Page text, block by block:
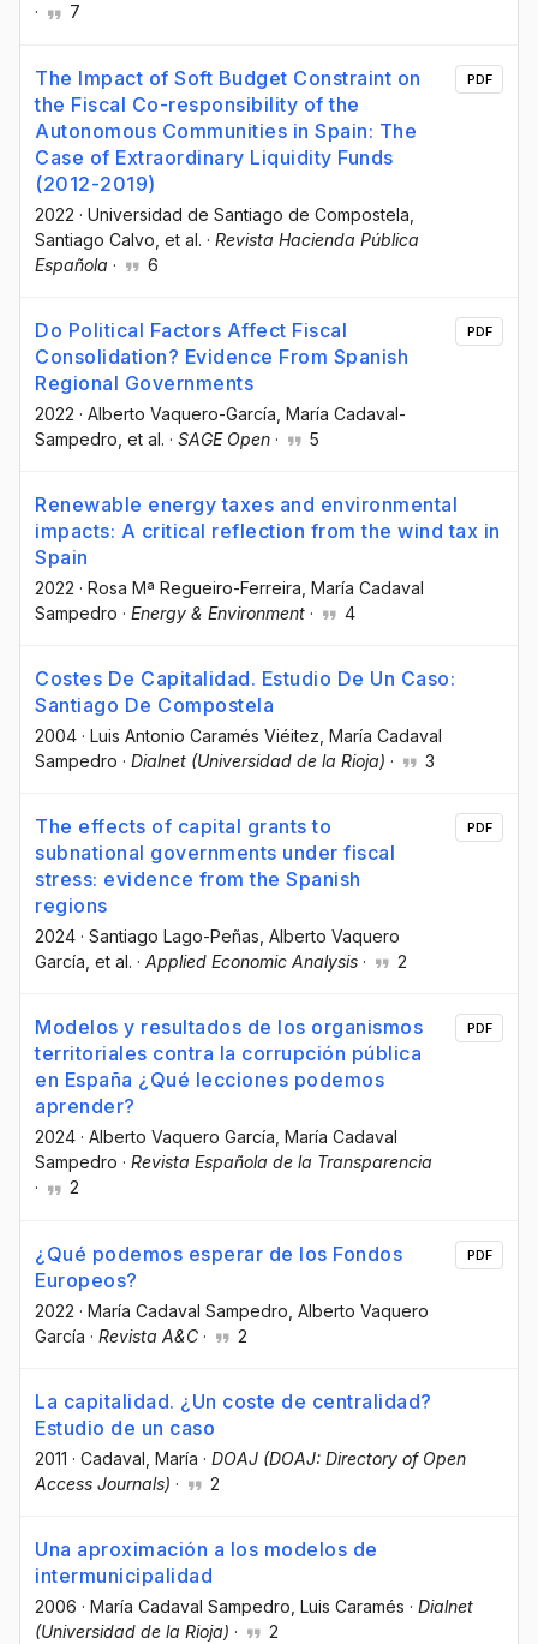
·
7
The Impact of Soft Budget Constraint on
the Fiscal Co-responsibility of the
Autonomous Communities in Spain: The
Case of Extraordinary Liquidity Funds
(2012-2019)
2022 · Universidad de Santiago de Compostela
Santiago Calvo , et al. · Revista Hacienda Pública
Española · 6
PDF
Do Political Factors Affect Fiscal
Consolidation? Evidence From Spanish
Regional Governments
2022 · Alberto Vaquero-García , María Cadaval-
Sampedro , et al. · SAGE Open · 5
PDF
Renewable energy taxes and environmental
impacts: A critical reflection from the wind tax in
Spain
2022 · Rosa Mª Regueiro-Ferreira , María Cadaval
Sampedro · Energy & Environment · 4
Costes De Capitalidad. Estudio De Un Caso:
Santiago De Compostela
2004 · Luis Antonio Caramés Viéitez , María Cadaval
Sampedro · Dialnet (Universidad de la Rioja) · 3
The effects of capital grants to
subnational governments under fiscal
stress: evidence from the Spanish
regions
2024 · Santiago Lago-Peñas , Alberto Vaquero
García , et al. · Applied Economic Analysis · 2
PDF
Modelos y resultados de los organismos
territoriales contra la corrupción pública
en España ¿Qué lecciones podemos
aprender?
2024 · Alberto Vaquero García , María Cadaval
Sampedro · Revista Española de la Transparencia
·
2
PDF
¿Qué podemos esperar de los Fondos
Europeos?
2022 · María Cadaval Sampedro , Alberto Vaquero
García · Revista A&C · 2
PDF
La capitalidad. ¿Un coste de centralidad?
Estudio de un caso
2011 · Cadaval, María · DOAJ (DOAJ: Directory of Open
Access Journals) · 2
Una aproximación a los modelos de
intermunicipalidad
2006 · María Cadaval Sampedro , Luis Caramés · Dialnet
(Universidad de la Rioja) · 2